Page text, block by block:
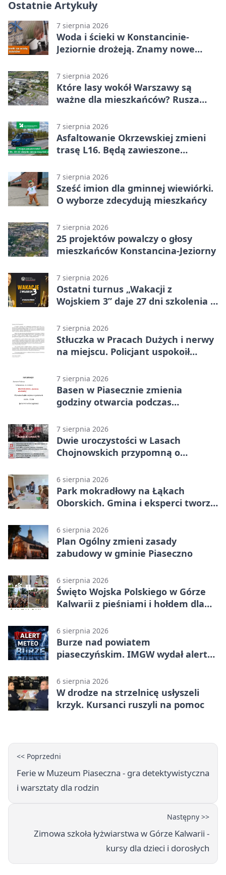
Ostatnie Artykuły
7 sierpnia 2026
Woda i ścieki w Konstancinie-
Jeziornie drożeją. Znamy nowe
7 sierpnia 2026
Które lasy wokół Warszawy są
ważne dla mieszkańców? Rusza
7 sierpnia 2026
Asfaltowanie Okrzewskiej zmieni
trasę L16. Będą zawieszone
7 sierpnia 2026
Sześć imion dla gminnej wiewiórki.
O wyborze zdecydują mieszkańcy
7 sierpnia 2026
25 projektów powalczy o głosy
mieszkańców Konstancina-Jeziorny
7 sierpnia 2026
Ostatni turnus „Wakacji z
Wojskiem 3” daje 27 dni szkolenia i
7 sierpnia 2026
Stłuczka w Pracach Dużych i nerwy
na miejscu. Policjant uspokoił
7 sierpnia 2026
Basen w Piasecznie zmienia
godziny otwarcia podczas
7 sierpnia 2026
Dwie uroczystości w Lasach
Chojnowskich przypomną o
6 sierpnia 2026
Park mokradłowy na Łąkach
Oborskich. Gmina i eksperci tworzą
6 sierpnia 2026
Plan Ogólny zmieni zasady
zabudowy w gminie Piaseczno
6 sierpnia 2026
Święto Wojska Polskiego w Górze
Kalwarii z pieśniami i hołdem dla
6 sierpnia 2026
Burze nad powiatem
piaseczyńskim. IMGW wydał alert
6 sierpnia 2026
W drodze na strzelnicę usłyszeli
krzyk. Kursanci ruszyli na pomoc
<< Poprzedni
Ferie w Muzeum Piaseczna - gra detektywistyczna
i warsztaty dla rodzin
Następny >>
Zimowa szkoła łyżwiarstwa w Górze Kalwarii -
kursy dla dzieci i dorosłych